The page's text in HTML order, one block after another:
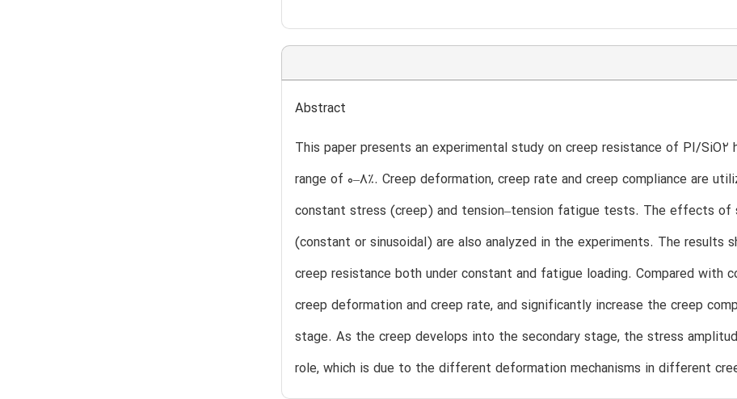
Abstract
This paper presents an experimental study on creep resistance of PI/
range of 0–8%. Creep deformation, creep rate and creep compliance are
constant stress (creep) and tension–tension fatigue tests. The effects of
(constant or sinusoidal) are also analyzed in the experiments. The results
creep resistance both under constant and fatigue loading. Compared with
creep deformation and creep rate, and significantly increase the creep
stage. As the creep develops into the secondary stage, the stress
role, which is due to the different deformation mechanisms in different